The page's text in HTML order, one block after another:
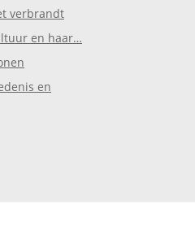
verbrandt
en haar…
en